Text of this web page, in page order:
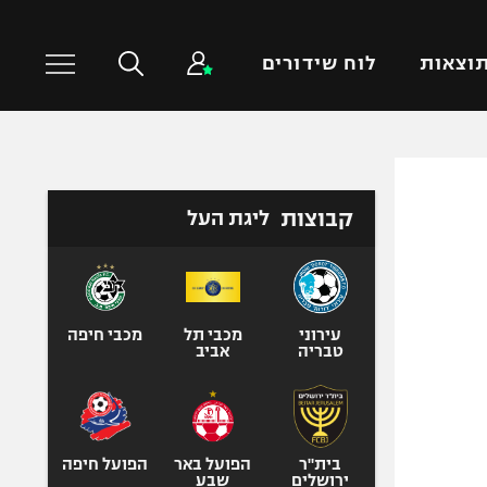
תוצאות לוח שידורים
טניס
כדורעף
ספורט אולימפי
קבוצות ליגת העל
עירוני
טבריה
מכבי תל
אביב
מכבי חיפה
בית"ר
ירושלים
הפועל באר
שבע
הפועל חיפה